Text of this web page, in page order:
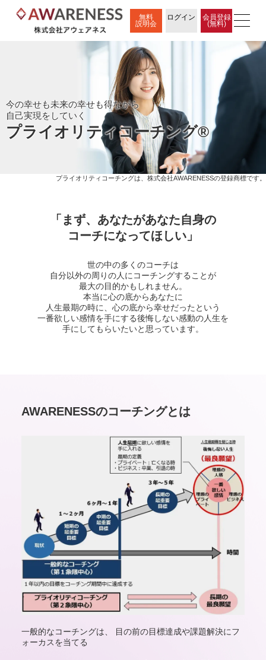
無料
説明会
ログイン
会員登録
(無料)
今の幸せも未来の幸せも得ながら
自己実現をしていく
プライオリティコーチング®
プライオリティコーチングは、株式会社AWARENESSの登録商標です。
「まず、あなたがあなた自身の
コーチになってほしい」
世の中の多くのコーチは
自分以外の周りの人にコーチングすることが
最大の目的かもしれません。
本当に心の底からあなたに
人生最期の時に、心の底から幸せだったという
一番欲しい感情を手にする後悔しない感動の人生を
手にしてもらいたいと思っています。
AWARENESSのコーチングとは
一般的なコーチングは、
目の前の目標達成や課題解決にフ
ォーカスを当てる